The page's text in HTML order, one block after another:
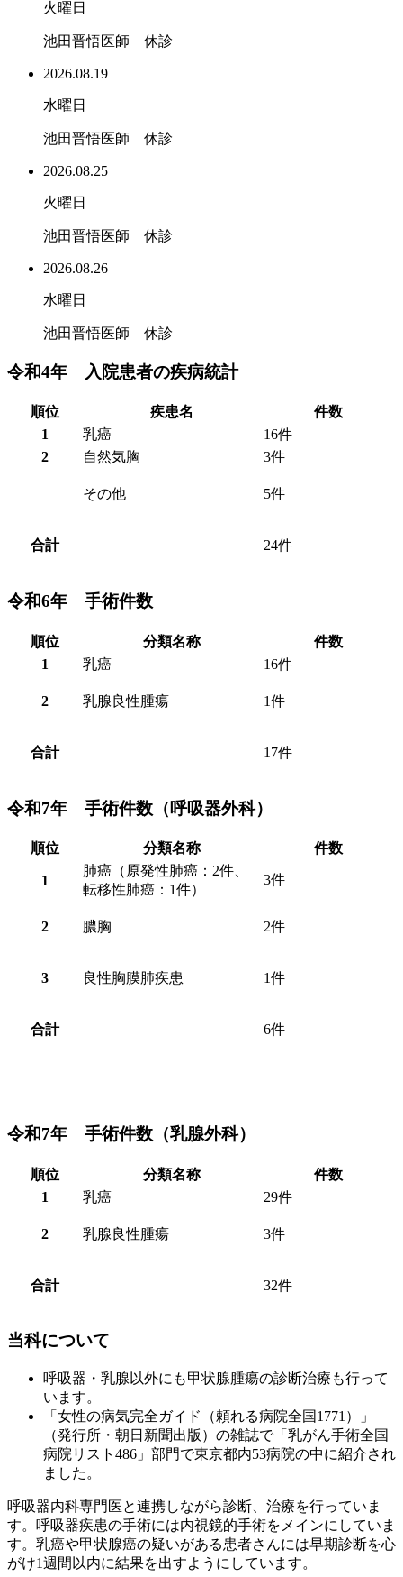
火曜日
池田晋悟医師 休診
2026.08.19
水曜日
池田晋悟医師 休診
2026.08.25
火曜日
池田晋悟医師 休診
2026.08.26
水曜日
池田晋悟医師 休診
令和4年 入院患者の疾病統計
順位 疾患名
件数
1
乳癌
16件
2
自然気胸 3件
その他 5件
合計 24件
令和6年 手術件数
順位 分類名称
件数
1
乳癌 16件
2 乳腺良性腫瘍 1件
合計 17件
令和7年 手術件数（呼吸器外科）
順位 分類名称 件数
1
肺癌（原発性肺癌：2件、
転移性肺癌：1件）
3件
2 膿胸 2件
3 良性胸膜肺疾患 1件
合計 6件
令和7年 手術件数（乳腺外科）
順位 分類名称
件数
1
乳癌 29件
2 乳腺良性腫瘍 3件
合計 32件
当科について
呼吸器・乳腺以外にも甲状腺腫瘍の診断治療も行って
います。
「女性の病気完全ガイド（頼れる病院全国1771 ）」
（発行所・朝日新聞出版）の雑誌で「乳がん手術全国
病院リスト 486 」部門で東京都内53病院の中に紹介され
ました。
呼吸器内科専門医と連携しながら診断、治療を行っていま
す。呼吸器疾患の手術には内視鏡的手術をメインにしていま
す。乳癌や甲状腺癌の疑いがある患者さんには早期診断を心
がけ1週間以内に結果を出すようにしています。